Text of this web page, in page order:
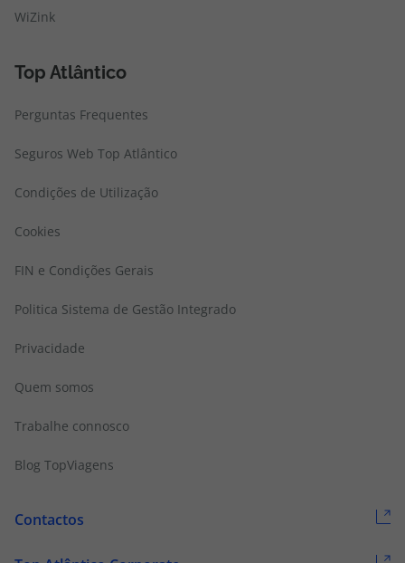
WiZink
Top Atlântico
Perguntas Frequentes
Seguros Web Top Atlântico
Condições de Utilização
Cookies
FIN e Condições Gerais
Politica Sistema de Gestão Integrado
Privacidade
Quem somos
Trabalhe connosco
Blog TopViagens
Contactos